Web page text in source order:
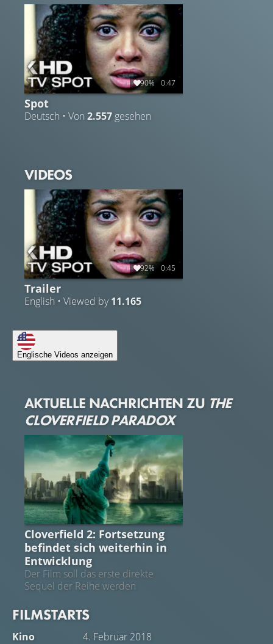
sich bei dem Besuch um Freunde oder Feinde handelt.
90% 0:47
Spot
Deutsch • Von 2.557 gesehen
VIDEOS
92% 0:45
Trailer
English • Viewed by11.165
Englische Videos anzeigen
AKTUELLE NACHRICHTEN ZU THE
CLOVERFIELD PARADOX
CLOVERFIELD
Cloverfield 2: Fortsetzung
befindet sich weiterhin in
Entwicklung
Der Film soll das erste direkte
Sequel der Reihe werden
FILMSTARTS
Kino 4. Februar 2018